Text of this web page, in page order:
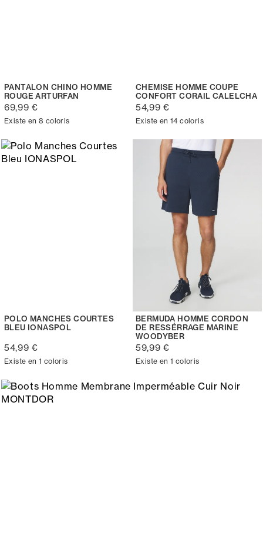
PANTALON CHINO HOMME
ROUGE ARTURFAN
69,99 €
Existe en 8 coloris
CHEMISE HOMME COUPE
CONFORT CORAIL CALELCHA
54,99 €
Existe en 14 coloris
POLO MANCHES COURTES
BLEU IONASPOL
54,99 €
Existe en 1 coloris
BERMUDA HOMME CORDON
DE RESSÉRRAGE MARINE
WOODYBER
59,99 €
Existe en 1 coloris